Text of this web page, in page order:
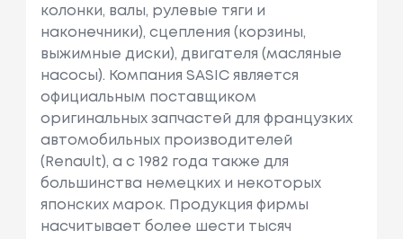
С. / 115 КВт.
Peugeot 207 (wa_, Wc_)
Объем: 1360
Ость: 75 Л.с.
Peugeot 207 (wa_, Wc_)
См3, Мощн
колонки, валы, рулевые тяги и
наконечники), сцепления (корзины,
выжимные диски), двигателя (масляные
насосы). Компания SASIC является
официальным поставщиком
оригинальных запчастей для французких
автомобильных производителей
(Renault), а с 1982 года также для
большинства немецких и некоторых
японских марок. Продукция фирмы
насчитывает более шести тысяч